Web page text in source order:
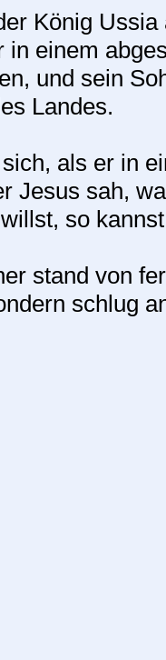
König Ussia
in einem
und sein
Landes.
als er in
Jesus sah,
so
stand von
schlug